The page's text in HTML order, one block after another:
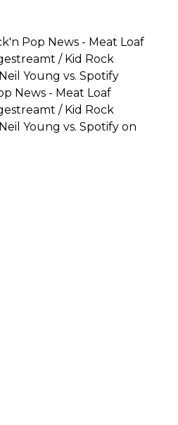
Pop News - Meat Loaf
/ Kid Rock
Young vs. Spotify
News - Meat Loaf
/ Kid Rock
Young vs. Spotify on